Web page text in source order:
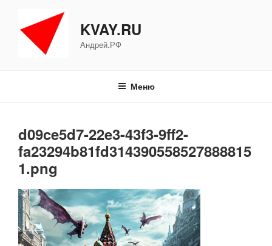
содержимому
KVAY.RU
Андрей.РФ
Меню
d09ce5d7-22e3-43f3-9ff2-
fa23294b81fd314390558527888815
1.png